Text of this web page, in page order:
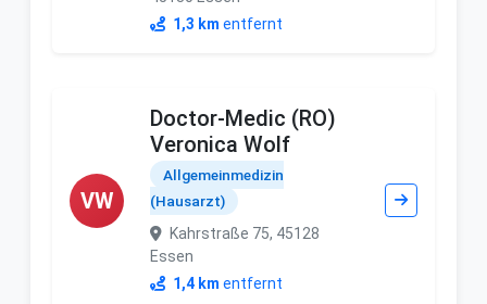
1,3 km entfernt
VW
Doctor-Medic (RO)
Veronica Wolf
Allgemeinmedizin
(Hausarzt)
Kahrstraße 75, 45128
Essen
1,4 km entfernt